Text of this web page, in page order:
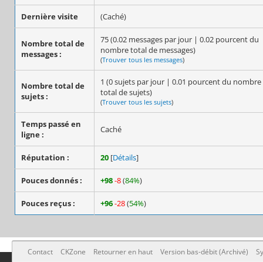
Dernière visite (Caché)
Nombre total de
messages :
75 (0.02 messages par jour | 0.02 pourcent du
nombre total de messages)
(Trouver tous les messages)
Nombre total de
sujets :
1 (0 sujets par jour | 0.01 pourcent du nombre
total de sujets)
(Trouver tous les sujets)
Temps passé en
ligne :
Caché
Réputation : 20 [Détails]
Pouces donnés : +98-8(84%)
Pouces reçus : +96-28(54%)
Contact CKZone Retourner en haut Version bas-débit (Archivé)